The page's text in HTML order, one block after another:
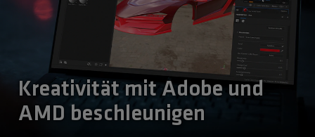
Kreativität mit Adobe und
AMD beschleunigen